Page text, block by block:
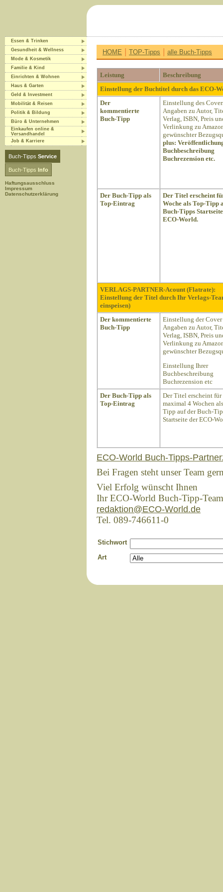
Essen & Trinken
Gesundheit & Wellness
Mode & Kosmetik
Familie & Kind
Einrichten & Wohnen
Haus & Garten
Geld & Investment
Mobilität & Reisen
Politik & Bildung
Büro & Unternehmen
Einkaufen online &
Versandhandel
Job & Karriere
Buch-Tipps Service
Buch-Tipps Info
Haftungsausschluss
Impressum
Datenschutzerklärung
HOME | TOP-Tipps | alle Buch-Tipps
Leistung
Beschreibung
Einstellung der Buchtitel durch das ECO-
Der
kommentierte
Buch-Tipp
Einstellung des
Angaben zu Autor,
Verlag, ISBN, Preis
Verlinkung zu
gewünschter
plus:
Buchbeschreibung
Buchrezension etc.
Der Buch-Tipp als
Top-Eintrag
Der Titel erscheint
Woche als Top-Tipp
Buch-Tipps
ECO-World.
VERLAGS-PARTNER-Acount (Flatrate):
Einstellung der Titel durch Ihr Verlags-
einspeisen)
Der kommentierte
Buch-Tipp
Einstellung der
Angaben zu Autor,
Verlag, ISBN, Preis
Verlinkung zu
gewünschter
Einstellung Ihrer
Buchbeschreibung
Buchrezension etc
Der Buch-Tipp als
Top-Eintrag
Der Titel erscheint für
maximal 4 Wochen
Tipp auf der Buch-
Startseite der ECO-
ECO-World Buch-Tipps-
Bei Fragen steht unser Team
Viel Erfolg wünscht Ihnen
Ihr ECO-World Buch-Tipp-Team
redaktion@ECO-World.de
Tel. 089-746611-0
Stichwort
Art